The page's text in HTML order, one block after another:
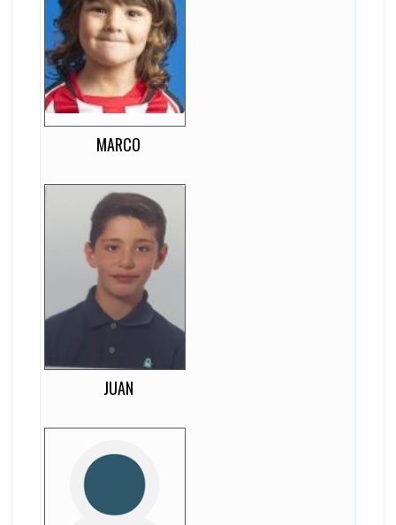
MARCO
Marco
EDAD
13
DORSAL
17
LATERALIDAD
D
Extremo Derecho
JUAN
Juan
EDAD
DORSAL
-
LATERALIDAD
Medio Centro